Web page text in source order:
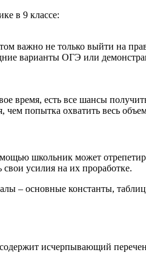
в 9 классе:
важно не только выйти на
варианты ОГЭ или
время, есть все шансы
попытка охватить весь
школьник может
усилия на их проработке.
– основные константы,
исчерпывающий